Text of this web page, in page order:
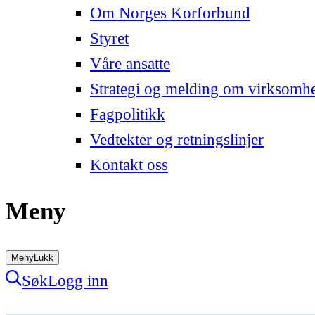
Om Norges Korforbund
Styret
Våre ansatte
Strategi og melding om
Fagpolitikk
Vedtekter og retningslinjer
Kontakt oss
Meny
MenyLukk
SøkLogg inn